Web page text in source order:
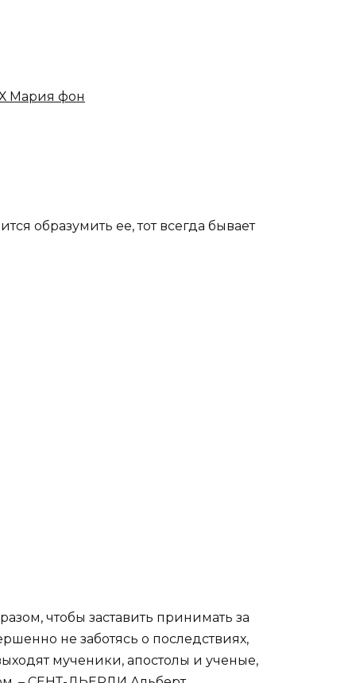
Мария фон
образумить ее, тот всегда бывает
чтобы заставить принимать за
не заботясь о последствиях,
мученики, апостолы и ученые,